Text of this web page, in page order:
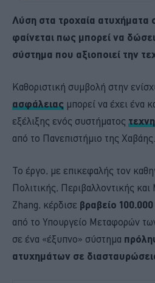
Λύση στα τροχαία ατυχήματα
φαίνεται πως μπορεί να
σύστημα που αξιοποιεί την
Καθοριστική συμβολή στην
ασφάλειας μπορεί να έχει ένα
εξέλιξης ενός συστήματος
από το Πανεπιστήμιο της Χαβάης.
Το έργο, με επικεφαλής τον
Πολιτικής, Περιβαλλοντικής
Zhang, κέρδισε βραβείο
από το Υπουργείο Μεταφορών
σε ένα «έξυπνο» σύστημα
ατυχημάτων σε